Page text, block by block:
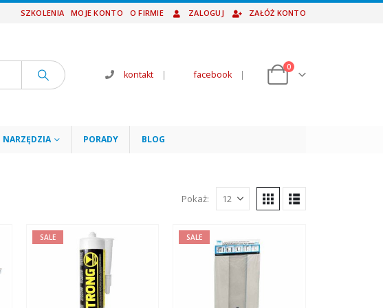
SZKOLENIA MOJE KONTO O FIRMIE ZALOGUJ ZAŁÓŻ KONTO
kontakt | facebook |
0
NARZĘDZIA PORADY BLOG
Pokaż:
SALE SALE